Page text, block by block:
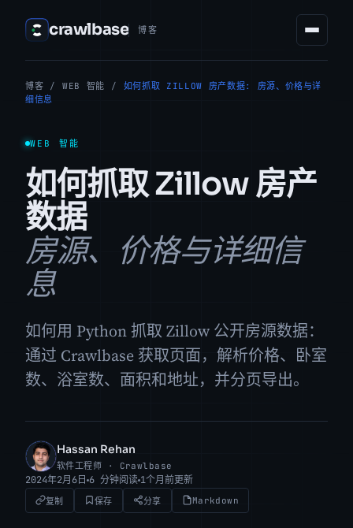
crawlbase 博客
博客 / WEB 智能 /
如何抓取 ZILLOW 房产数据: 房源、价格与详
细信息
WEB 智能
如何抓取 Zillow 房产
数据
房源、价格与详细信
息
如何用 Python 抓取 Zillow 公开房源数据：
通过 Crawlbase 获取页面，解析价格、卧室
数、浴室数、面积和地址，并分页导出。
HR
Hassan Rehan
软件工程师 · Crawlbase
2024年2月6日 6 分钟阅读 1个月前更新
复制 保存 分享 Markdown